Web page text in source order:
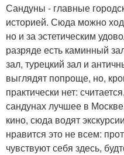
Сандуны - главные
историей. Сюда можно
но и за эстетическим
разряде есть каминный
зал, турецкий зал и
выглядят попроще, но,
практически нет:
сандунах лучшее в
кино, сюда водят
нравится это не всем:
чувствуют себя здесь,